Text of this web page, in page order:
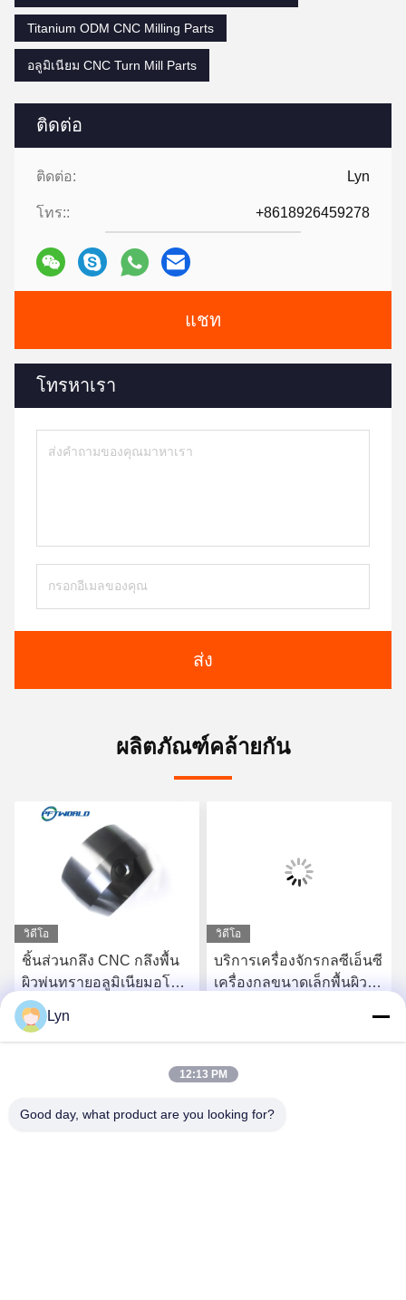
ติดต่อ
ติดต่อ: Lyn
โทร:: +8618926459278
แชท
โทรหาเรา
ส่ง
Titanium ODM CNC Milling Parts
อลูมิเนียม CNC Turn Mill Parts
ผลิตภัณฑ์คล้ายกัน
วิดีโอ
ชิ้นส่วนกลึง CNC กลึงพื้น
ผิวพ่นทรายอลูมิเนียมอโน
ไดซ์สำหรับการตัดด้วย
เลเซอร์
รับราคาที่ดีที่สุด
วิดีโอ
บริการเครื่องจักรกลซีเอ็นซี
เครื่องกลขนาดเล็กพื้นผิว
รับราคาที่ดีที่สุด
Lyn
12:13 PM
Good day, what product are you looking for?